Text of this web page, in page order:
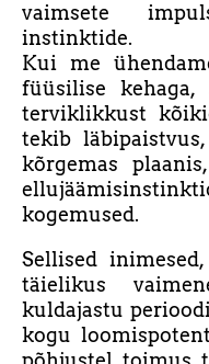
vaimsete
instinktide.
Kui me
füüsilise
terviklikkust
tekib
kõrgemas
kogemused.
Sellised
täielikus
kuldajastu
kogu